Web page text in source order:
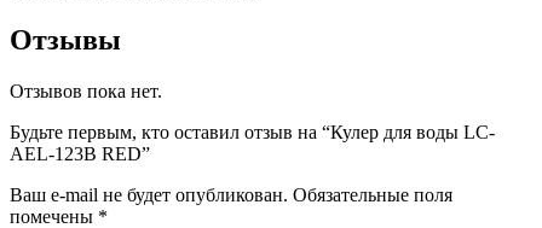
Отзывы
Отзывов пока нет.
Будьте первым, кто оставил отзыв на “Кулер для воды LC-
AEL-123B RED”
Ваш e-mail не будет опубликован. Обязательные поля
помечены *